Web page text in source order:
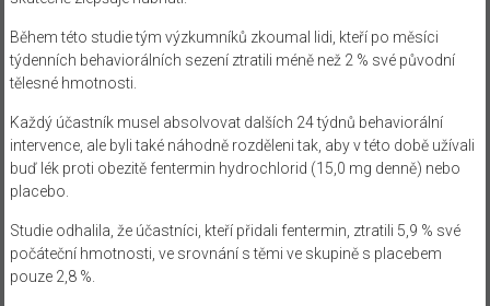
Během této studie tým výzkumníků zkoumal lidi, kteří po měsíci
týdenních behaviorálních sezení ztratili méně než 2 % své původní
tělesné hmotnosti.
Každý účastník musel absolvovat dalších 24 týdnů behaviorální
intervence, ale byli také náhodně rozděleni tak, aby v této době užívali
buď lék proti obezitě fentermin hydrochlorid (15,0 mg denně) nebo
placebo.
Studie odhalila, že účastníci, kteří přidali fentermin, ztratili 5,9 % své
počáteční hmotnosti, ve srovnání s těmi ve skupině s placebem
pouze 2,8 %.